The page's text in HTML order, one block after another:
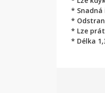
* Snadná
*
* Lze
* Délka